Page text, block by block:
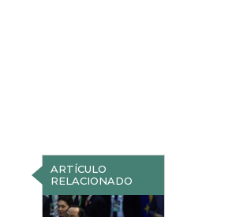
ARTÍCULO
RELACIONADO